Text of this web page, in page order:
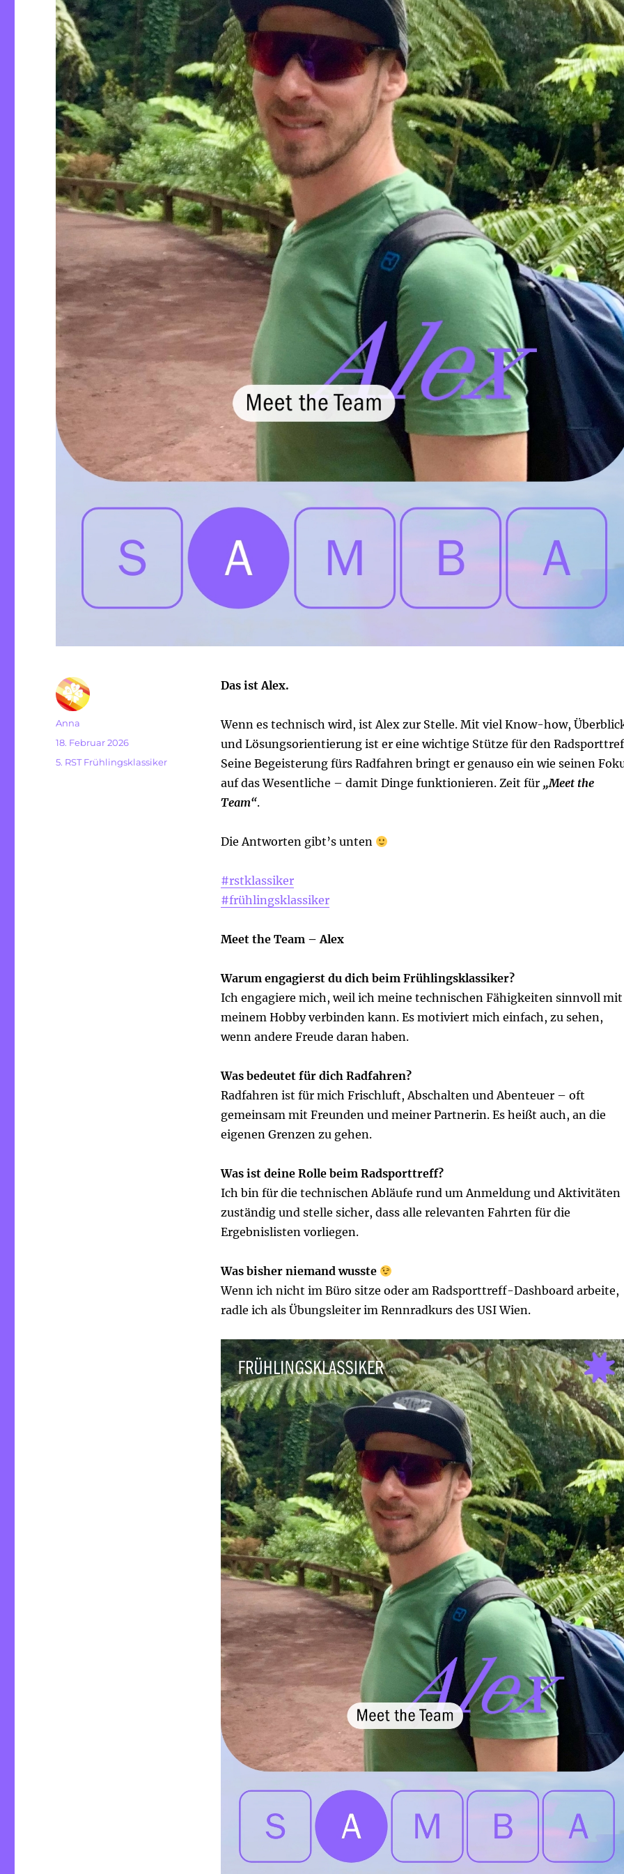
Das ist Alex.
Wenn es technisch wird, ist Alex zur Stelle. Mit viel Know-how,
und Lösungsorientierung ist er eine wichtige Stütze für den
Seine Begeisterung fürs Radfahren bringt er genauso ein wie seinen
auf das Wesentliche – damit Dinge funktionieren. Zeit für „Meet the
Team“.
Die Antworten gibt’s unten
#rstklassiker
#frühlingsklassiker
Meet the Team – Alex
Warum engagierst du dich beim Frühlingsklassiker?
Ich engagiere mich, weil ich meine technischen Fähigkeiten sinnvoll mit
meinem Hobby verbinden kann. Es motiviert mich einfach, zu sehen,
wenn andere Freude daran haben.
Was bedeutet für dich Radfahren?
Radfahren ist für mich Frischluft, Abschalten und Abenteuer – oft
gemeinsam mit Freunden und meiner Partnerin. Es heißt auch, an die
eigenen Grenzen zu gehen.
Was ist deine Rolle beim Radsporttreff?
Ich bin für die technischen Abläufe rund um Anmeldung und Aktivitäten
zuständig und stelle sicher, dass alle relevanten Fahrten für die
Ergebnislisten vorliegen.
Was bisher niemand wusste
Wenn ich nicht im Büro sitze oder am Radsporttreff-Dashboard arbeite,
radle ich als Übungsleiter im Rennradkurs des USI Wien.
Autor
Anna
Veröffentlicht
18. Februar 2026
Kategorien
5. RST Frühlingsklassiker